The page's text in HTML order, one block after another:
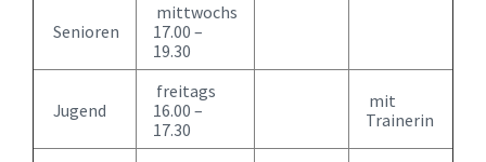
Senioren
mittwochs
17.00 –
19.30
Jugend
freitags
16.00 –
17.30
mit
Trainerin